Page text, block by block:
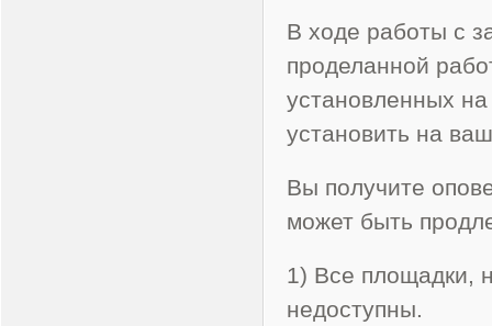
В ходе работы с
проделанной
установленных
установить на
Вы получите
может быть
1) Все площадки,
недоступны.